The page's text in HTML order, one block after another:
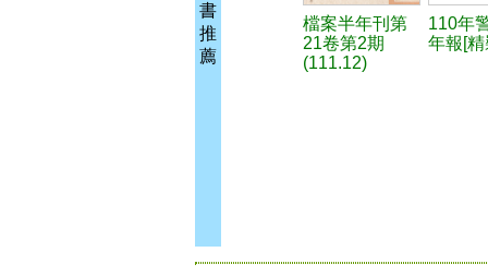
書
推
薦
檔案半年刊第
21卷第2期
(111.12)
110年
年報[精